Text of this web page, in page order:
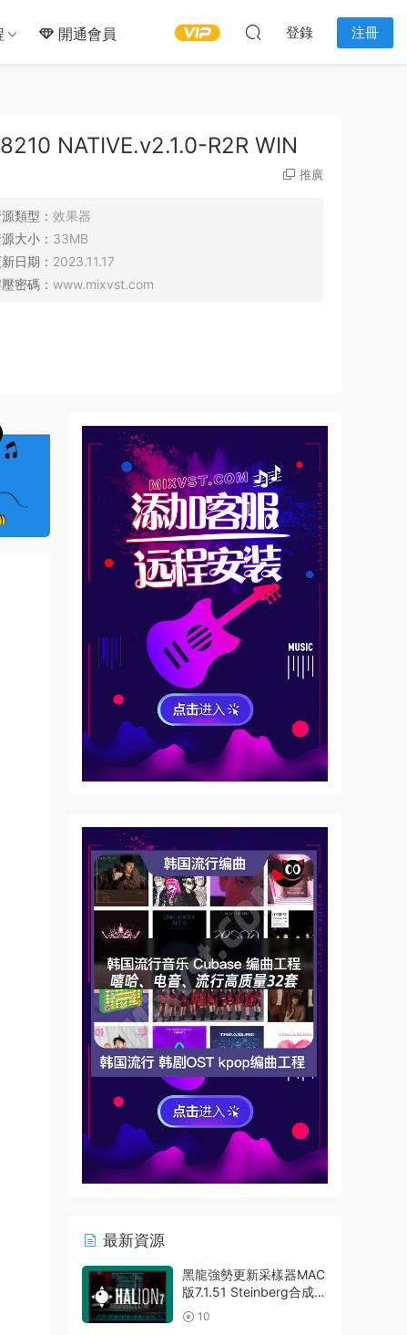
開通會員 登錄 注冊
NATIVE.v2.1.0-R2R WIN
推廣
類型： 效果器
大小： 33MB
日期： 2023.11.17
密碼： www.mixvst.com
最新資源
黑龍強勢更新采樣器MAC
版7.1.51 Steinberg合成器
Steinberg HALion
v7.1.51 MAC
10